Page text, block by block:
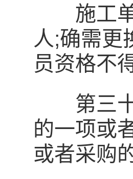
施工单
人;确需更
员资格不
第三十
的一项或
或者采购